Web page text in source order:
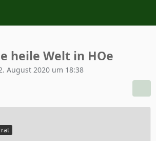
heile Welt in HOe
August 2020 um 18:38